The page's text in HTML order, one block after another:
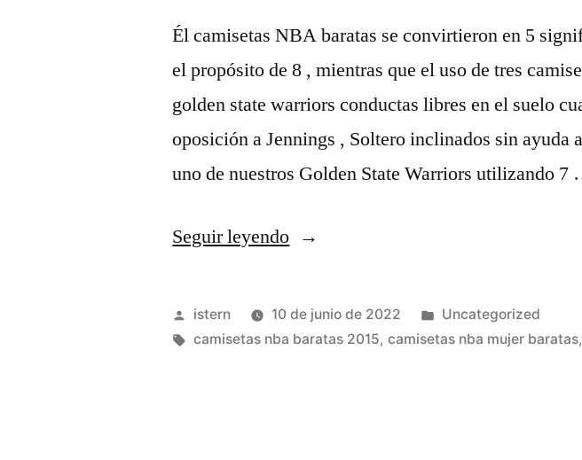
Él camisetas NBA baratas se convirtieron en 5
el propósito de 8 , mientras que el uso de tres
golden state warriors conductas libres en el suelo
oposición a Jennings , Soltero inclinados sin ayuda
uno de nuestros Golden State Warriors utilizando 7
Seguir leyendo«Revista
Camisetas
NBA:
Publicado
por
istern 10 de junio de 2022
Publicado
en
Uncategorized
Etiquetas:
camisetas nba baratas 2015,camisetas nba mujer baratas